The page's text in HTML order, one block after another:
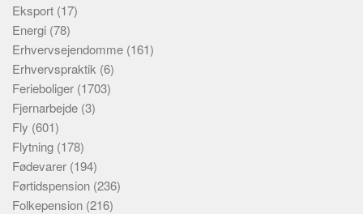
Eksport (17)
Energi (78)
Erhvervsejendomme (161)
Erhvervspraktik (6)
Ferieboliger (1703)
Fjernarbejde (3)
Fly (601)
Flytning (178)
Fødevarer (194)
Førtidspension (236)
Folkepension (216)